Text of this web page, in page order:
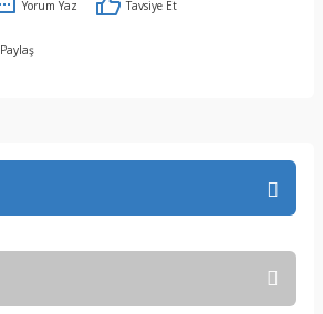
Yorum Yaz Tavsiye Et
Paylaş